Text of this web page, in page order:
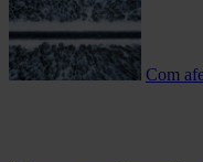
Com